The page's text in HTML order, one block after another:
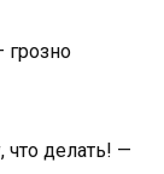
делать! —